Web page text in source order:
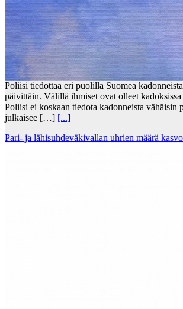
Poliisi tiedottaa eri puolilla Suomea
päivittäin. Välillä ihmiset ovat olleet
Poliisi ei koskaan tiedota kadonneista vähäisin
julkaisee […] [...]
Pari- ja lähisuhdeväkivallan uhrien määrä